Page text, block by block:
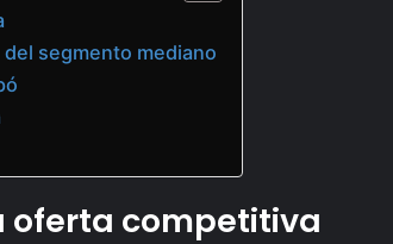
segmento mediano
oferta competitiva